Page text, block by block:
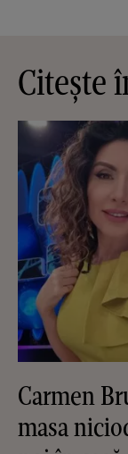
Citește
Carmen
masa